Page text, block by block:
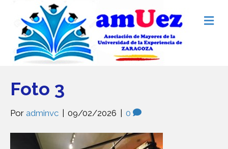
M
e
Foto 3
Por adminvc 09/02/2026 0